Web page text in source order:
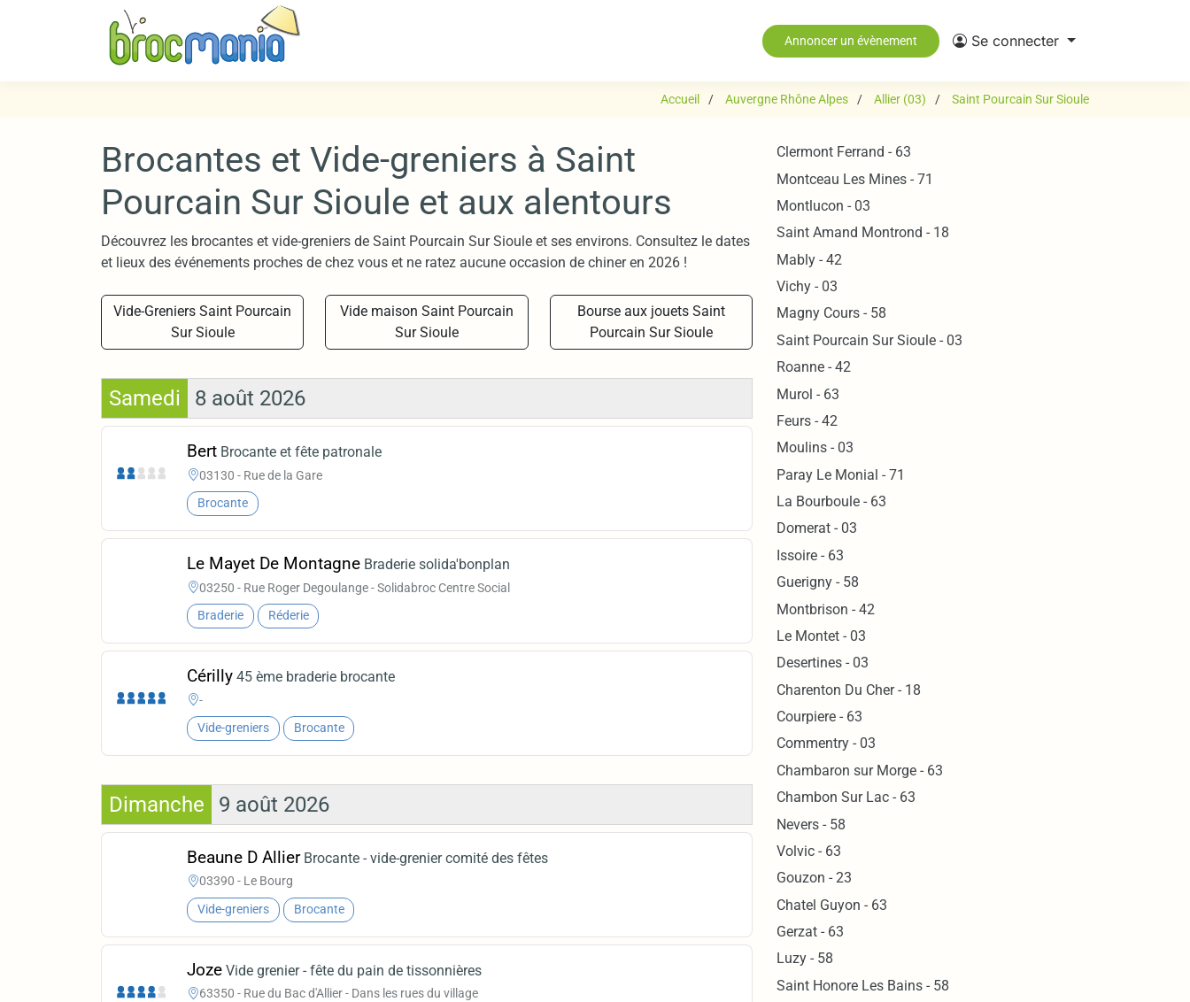
Annoncer un évènement Se connecter
Accueil Auvergne Rhône Alpes Allier (03) Saint Pourcain Sur Sioule
Brocantes et Vide-greniers à Saint
Pourcain Sur Sioule et aux alentours
Découvrez les brocantes et vide-greniers de Saint Pourcain Sur Sioule et ses environs. Consultez le dates
et lieux des événements proches de chez vous et ne ratez aucune occasion de chiner en 2026 !
Vide-Greniers Saint Pourcain
Sur Sioule
Vide maison Saint Pourcain
Sur Sioule
Bourse aux jouets Saint
Pourcain Sur Sioule
Samedi 8 août 2026
Bert Brocante et fête patronale
03130 - Rue de la Gare
Brocante
Le Mayet De Montagne Braderie solida'bonplan
03250 - Rue Roger Degoulange - Solidabroc Centre Social
Braderie Réderie
Cérilly 45 ème braderie brocante
-
Vide-greniers Brocante
Dimanche 9 août 2026
Beaune D Allier Brocante - vide-grenier comité des fêtes
03390 - Le Bourg
Vide-greniers Brocante
Joze Vide grenier - fête du pain de tissonnières
63350 - Rue du Bac d'Allier - Dans les rues du village
Clermont Ferrand - 63
Montceau Les Mines - 71
Montlucon - 03
Saint Amand Montrond - 18
Mably - 42
Vichy - 03
Magny Cours - 58
Saint Pourcain Sur Sioule - 03
Roanne - 42
Murol - 63
Feurs - 42
Moulins - 03
Paray Le Monial - 71
La Bourboule - 63
Domerat - 03
Issoire - 63
Guerigny - 58
Montbrison - 42
Le Montet - 03
Desertines - 03
Charenton Du Cher - 18
Courpiere - 63
Commentry - 03
Chambaron sur Morge - 63
Chambon Sur Lac - 63
Nevers - 58
Volvic - 63
Gouzon - 23
Chatel Guyon - 63
Gerzat - 63
Luzy - 58
Saint Honore Les Bains - 58